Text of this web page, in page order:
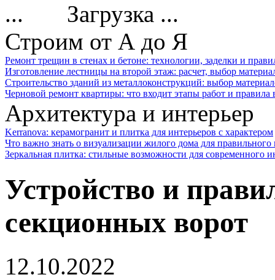
Загрузка ...
Строим от А до Я
Ремонт трещин в стенах и бетоне: технологии, заделки и
Изготовление лестницы на второй этаж: расчет, выбор
Строительство зданий из металлоконструкций: выбор
Черновой ремонт квартиры: что входит этапы работ и
Архитектура и интерьер
Kerranova: керамогранит и плитка для интерьеров с характером
Что важно знать о визуализации жилого дома для
Зеркальная плитка: стильные возможности для современного
Устройство и
секционных ворот
12.10.2022